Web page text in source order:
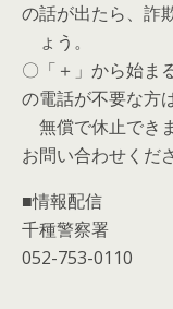
の話が出たら、
ょう。
〇「＋」から始ま
の電話が不要な方
無償で休止でき
お問い合わせくだ
■情報配信
千種警察署
052-753-0110